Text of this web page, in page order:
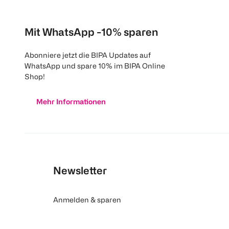
Mit WhatsApp -10% sparen
Abonniere jetzt die BIPA Updates auf
WhatsApp und spare 10% im BIPA Online
Shop!
Mehr Informationen
Newsletter
Anmelden & sparen